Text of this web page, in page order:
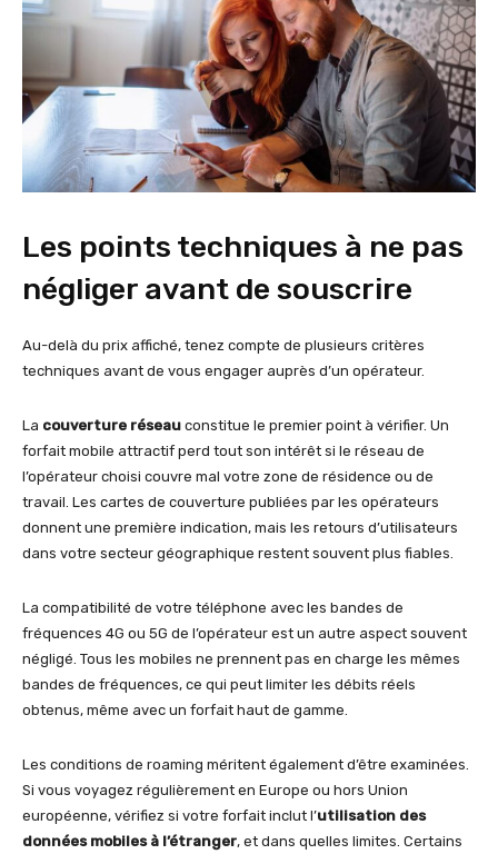
Les points techniques à ne pas
négliger avant de souscrire
Au-delà du prix affiché, tenez compte de plusieurs critères
techniques avant de vous engager auprès d’un opérateur.
La couverture réseau constitue le premier point à vérifier. Un
forfait mobile attractif perd tout son intérêt si le réseau de
l’opérateur choisi couvre mal votre zone de résidence ou de
travail. Les cartes de couverture publiées par les opérateurs
donnent une première indication, mais les retours d’utilisateurs
dans votre secteur géographique restent souvent plus fiables.
La compatibilité de votre téléphone avec les bandes de
fréquences 4G ou 5G de l’opérateur est un autre aspect souvent
négligé. Tous les mobiles ne prennent pas en charge les mêmes
bandes de fréquences, ce qui peut limiter les débits réels
obtenus, même avec un forfait haut de gamme.
Les conditions de roaming méritent également d’être examinées.
Si vous voyagez régulièrement en Europe ou hors Union
européenne, vérifiez si votre forfait inclut l’utilisation des
données mobiles à l’étranger, et dans quelles limites. Certains